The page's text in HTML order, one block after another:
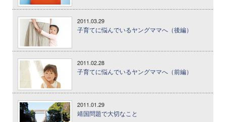
2011.03.29
子育てに悩んでいるヤングママへ（後編）
2011.02.28
子育てに悩んでいるヤングママへ（前編）
2011.01.29
靖国問題で大切なこと